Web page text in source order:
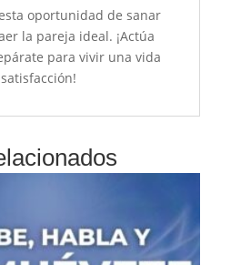
oportunidad de sanar
la pareja ideal. ¡Actúa
para vivir una vida